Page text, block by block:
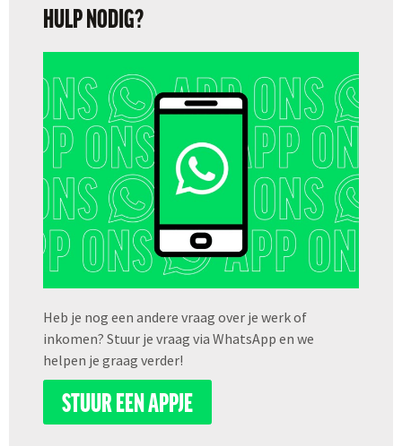
HULP NODIG?
Heb je nog een andere vraag over je werk of
inkomen? Stuur je vraag via WhatsApp en we
helpen je graag verder!
STUUR EEN APPJE